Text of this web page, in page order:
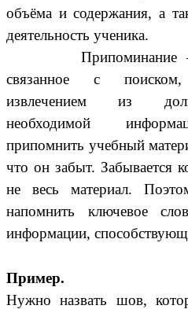
объёма и содержания, а
деятельность ученика.
Припоминание –
связанное с
извлечением из
необходимой
припомнить учебный
что он забыт. Забывается
не весь материал.
напомнить ключевое
информации,
Пример.
Нужно назвать шов,